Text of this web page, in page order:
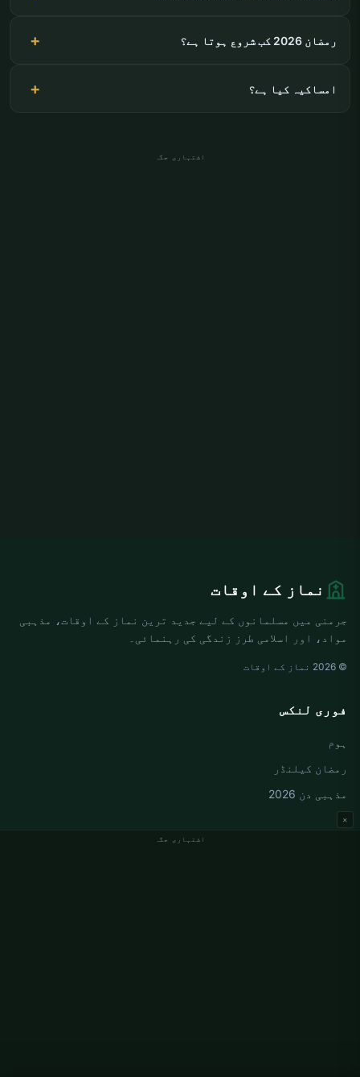
رمضان 2026 کب شروع ہوتا ہے؟
امساکیہ کیا ہے؟
اشتہاری جگہ
اشتہاری جگہ
×
نماز کے اوقات
جرمنی میں مسلمانوں کے لیے جدید ترین نماز کے اوقات، مذہبی
مواد، اور اسلامی طرز زندگی کی رہنمائی۔
© 2026 نماز کے اوقات
فوری لنکس
ہوم
رمضان کیلنڈر
مذہبی دن 2026